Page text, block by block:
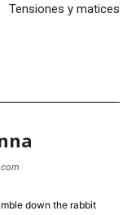
Tensiones y matices
down the rabbit